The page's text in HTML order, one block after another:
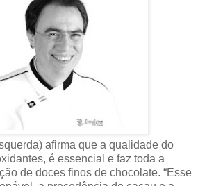
afirma que a qualidade do
é essencial e faz toda a
de doces finos de chocolate. “Esse